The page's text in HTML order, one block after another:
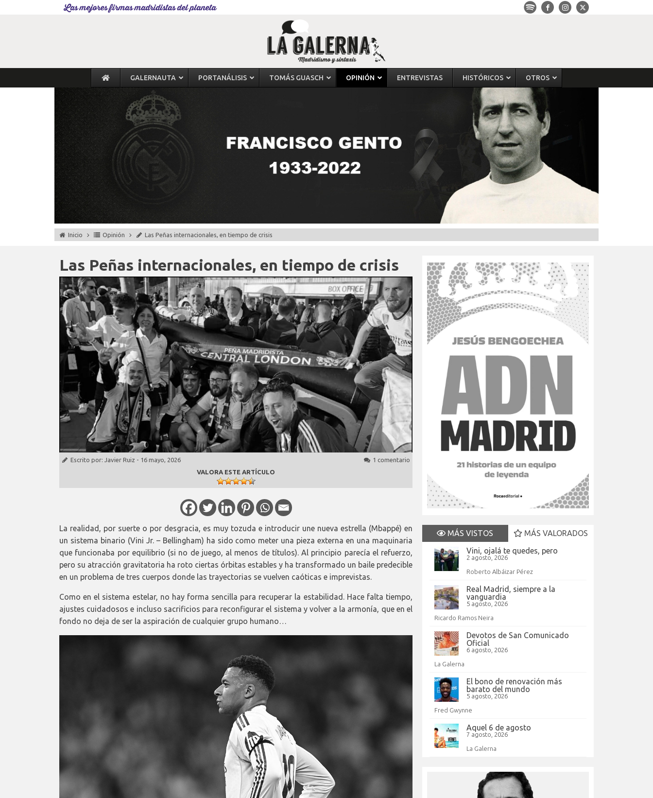
Las mejores firmas madridistas del planeta
GALERNAUTA PORTANÁLISIS TOMÁS GUASCH OPINIÓN ENTREVISTAS HISTÓRICOS OTROS
Inicio Opinión Las Peñas internacionales, en tiempo de crisis
Las Peñas internacionales, en tiempo de crisis
Escrito por: Javier Ruiz - 16 mayo, 2026
1 comentario
VALORA ESTE ARTÍCULO
La realidad, por suerte o por desgracia, es muy tozuda e introducir une nueva estrella (Mbappé) en
un sistema binario (Vini Jr. – Bellingham) ha sido como meter una pieza externa en una maquinaria
que funcionaba por equilibrio (si no de juego, al menos de títulos). Al principio parecía el refuerzo,
pero su atracción gravitatoria ha roto ciertas órbitas estables y ha transformado un baile predecible
en un problema de tres cuerpos donde las trayectorias se vuelven caóticas e imprevistas.
Como en el sistema estelar, no hay forma sencilla para recuperar la estabilidad. Hace falta tiempo,
ajustes cuidadosos e incluso sacrificios para reconfigurar el sistema y volver a la armonía, que en el
fondo no deja de ser la aspiración de cualquier grupo humano…
MÁS VISTOS
MÁS VALORADOS
Vini, ojalá te quedes, pero
2 agosto, 2026
Roberto Albáizar Pérez
Real Madrid, siempre a la
vanguardia
5 agosto, 2026
Ricardo Ramos Neira
Devotos de San Comunicado
Oficial
6 agosto, 2026
La Galerna
El bono de renovación más
barato del mundo
5 agosto, 2026
Fred Gwynne
Aquel 6 de agosto
7 agosto, 2026
La Galerna